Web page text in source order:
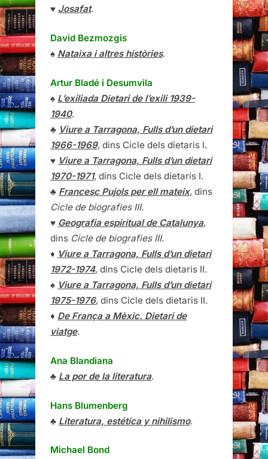
♥ Josafat.
David Bezmozgis
♠ Nataixa i altres històries.
Artur Bladé i Desumvila
♠ L’exiliada Dietari de l’exili 1939-
1940.
♣ Viure a Tarragona, Fulls d’un dietari
1966-1969, dins Cicle dels dietaris I.
♥ Viure a Tarragona, Fulls d’un dietari
1970-1971, dins Cicle dels dietaris I.
♣ Francesc Pujols per ell mateix, dins
Cicle de biografies III.
♥ Geografia espiritual de Catalunya,
dins Cicle de biografies III.
♦ Viure a Tarragona, Fulls d’un dietari
1972-1974, dins Cicle dels dietaris II.
♠ Viure a Tarragona, Fulls d’un dietari
1975-1976, dins Cicle dels dietaris II.
♦ De França a Mèxic. Dietari de
viatge.
Ana Blandiana
♣ La por de la literatura.
Hans Blumenberg
♣ Literatura, estética y nihilismo.
Michael Bond